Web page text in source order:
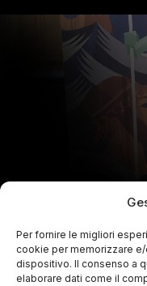
Per fornire le migliori
cookie per memorizzare
dispositivo. Il consenso a
elaborare dati come il